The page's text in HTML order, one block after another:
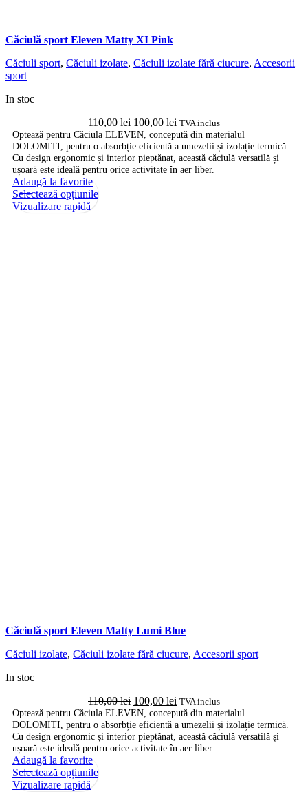
Căciulă sport Eleven Matty XI Pink
Căciuli sport, Căciuli izolate, Căciuli izolate fără ciucure, Accesorii
sport
In stoc
110,00lei Prețul
inițial
a
fost:
110,00 lei.
100,00 lei Prețul
curent
este:
100,00 lei.
TVA inclus
Optează pentru Căciula ELEVEN, concepută din materialul
DOLOMITI, pentru o absorbție eficientă a umezelii și izolație termică.
Cu design ergonomic și interior pieptănat, această căciulă versatilă și
ușoară este ideală pentru orice activitate în aer liber.
Adaugă la favorite
Selectează opțiunileAcest
Vizualizare rapidă
-9%
Căciulă sport Eleven Matty Lumi Blue
Căciuli izolate, Căciuli izolate fără ciucure, Accesorii sport
In stoc
110,00lei Prețul
inițial
a
fost:
110,00 lei.
100,00 lei Prețul
curent
este:
100,00 lei.
TVA inclus
Optează pentru Căciula ELEVEN, concepută din materialul
DOLOMITI, pentru o absorbție eficientă a umezelii și izolație termică.
Cu design ergonomic și interior pieptănat, această căciulă versatilă și
ușoară este ideală pentru orice activitate în aer liber.
Adaugă la favorite
Selectează opțiunileAcest
Vizualizare rapidă
-9%